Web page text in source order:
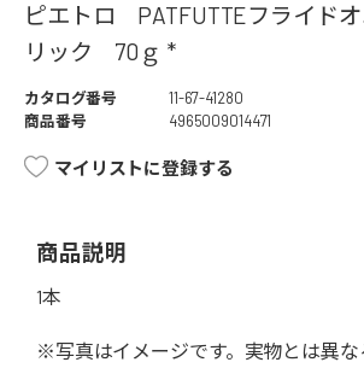
ピエトロ PATFUTTEフライド
リック 70ｇ *
カタログ番号
11-67-41280
商品番号
4965009014471
マイリストに登録する
商品説明
1本
※写真はイメージです。実物とは異な